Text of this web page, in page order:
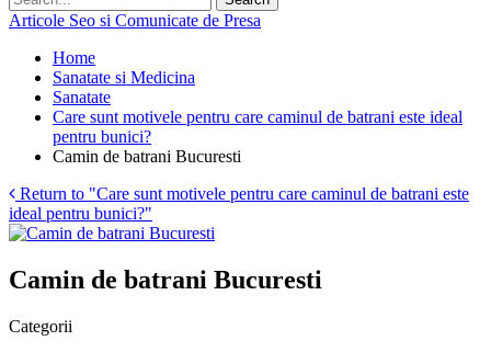
Articole Seo si Comunicate de Presa
Home
Sanatate si Medicina
Sanatate
Care sunt motivele pentru care caminul de batrani este ideal
pentru bunici?
Camin de batrani Bucuresti
Return to "Care sunt motivele pentru care caminul de batrani este
ideal pentru bunici?"
Camin de batrani Bucuresti
Categorii